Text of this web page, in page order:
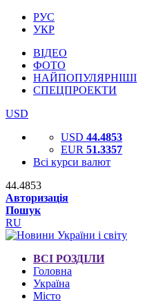
РУС
УКР
ВІДЕО
ФОТО
НАЙПОПУЛЯРНІШІ
СПЕЦПРОЕКТИ
USD
USD 44.4853
EUR 51.3357
Всі курси валют
44.4853
Авторизація
Пошук
RU
ВСІ РОЗДІЛИ
Головна
Україна
Місто